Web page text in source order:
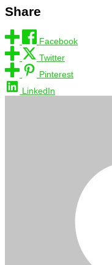
Share
Facebook
Twitter
Pinterest
LinkedIn